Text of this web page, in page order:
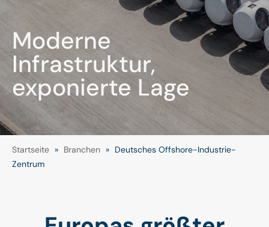
Moderne
Infrastruktur,
exponierte Lage
Startseite » Branchen » Deutsches Offshore-Industrie-
Zentrum